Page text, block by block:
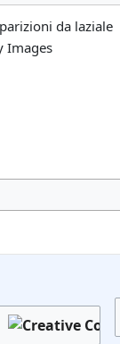
da laziale
Images